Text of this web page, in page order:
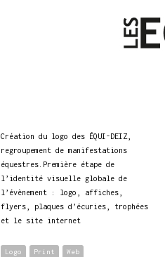
Création du logo des ÉQUI-DEIZ,
regroupement de manifestations
équestres.Première étape de
l’identité visuelle globale de
l’évènement : logo, affiches,
flyers, plaques d’écuries, trophées
et le site internet
Logo Print Web